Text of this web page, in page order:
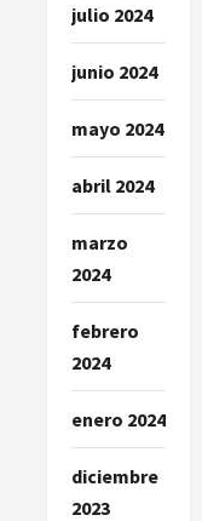
julio 2024
junio 2024
mayo 2024
abril 2024
marzo
2024
febrero
2024
enero 2024
diciembre
2023